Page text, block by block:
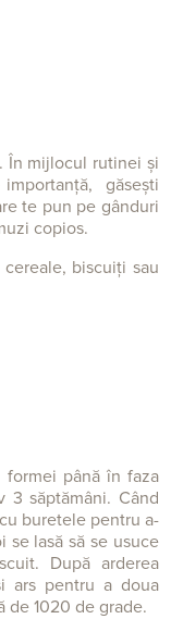
În mijlocul rutinei și
găsești
te pun pe gânduri
copios.
biscuiți sau
până în faza
3 săptămâni. Când
buretele pentru a-
lasă să se usuce
După arderea
ars pentru a doua
de 1020 de grade.